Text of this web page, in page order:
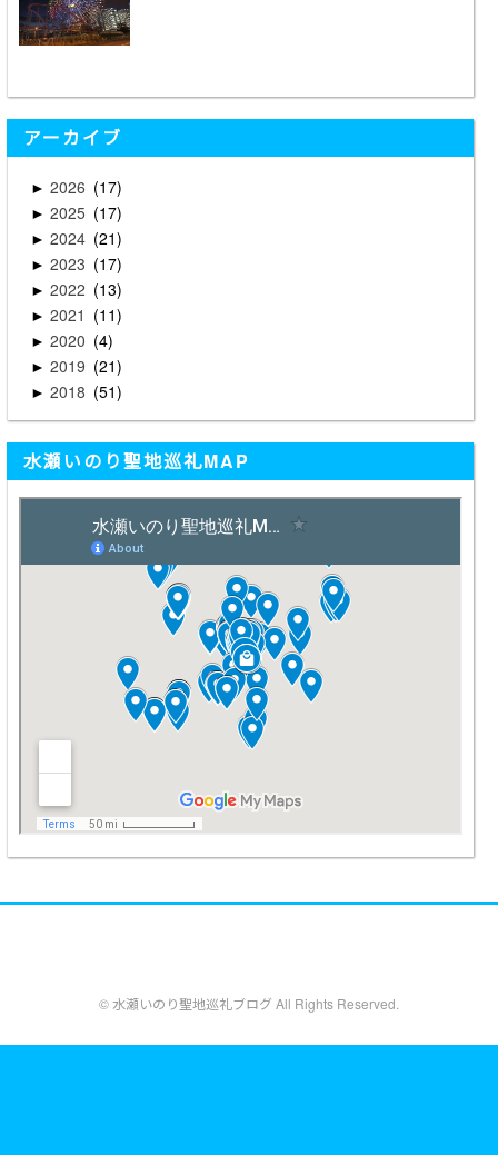
アーカイブ
► 2026 17
► 2025 17
► 2024 21
► 2023 17
► 2022 13
► 2021 11
► 2020 4
► 2019 21
► 2018 51
水瀬いのり聖地巡礼MAP
© 水瀬いのり聖地巡礼ブログ All Rights Reserved.